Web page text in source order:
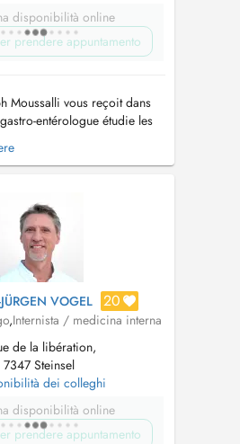
disponibilità online
prendere appuntamento
Moussalli vous reçoit dans
entérologue étudie les
leur fonctionnement
Il pratiques les
VOGEL 20
,Internista / medicina interna
de la libération,
7347 Steinsel
dei colleghi
disponibilità online
prendere appuntamento